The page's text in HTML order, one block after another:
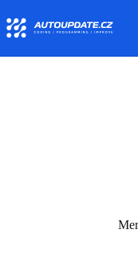
to
content